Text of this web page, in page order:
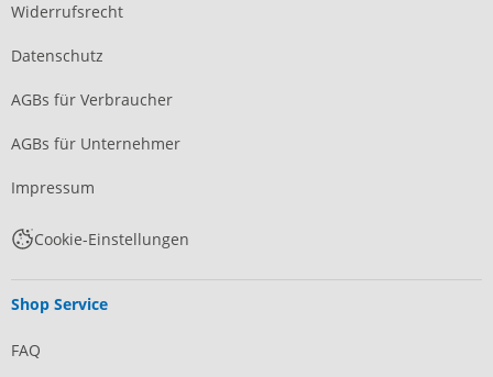
Widerrufsrecht
Datenschutz
AGBs für Verbraucher
AGBs für Unternehmer
Impressum
Cookie-Einstellungen
Shop Service
FAQ